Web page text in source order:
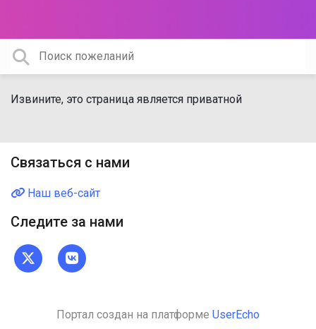
Извините, это страница является приватной
Связаться с нами
Наш веб-сайт
Следите за нами
Портал создан на платформе UserEcho